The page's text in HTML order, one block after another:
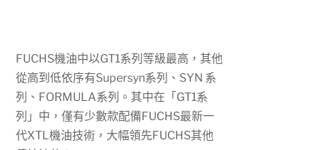
FUCHS機油中以GT1系列等級最高，其他
從高到低依序有Supersyn系列、SYN 系
列、FORMULA系列。其中在「GT1系
列」中，僅有少數款配備FUCHS最新一
代XTL機油技術，大幅領先FUCHS其他